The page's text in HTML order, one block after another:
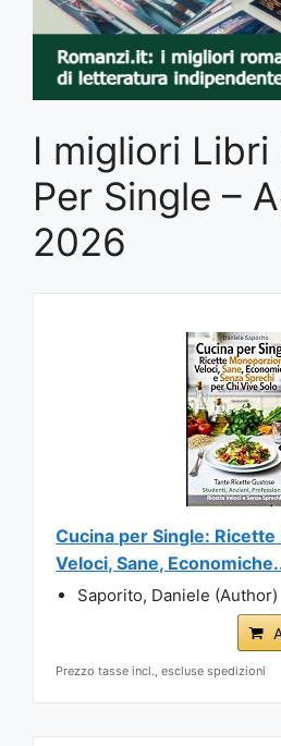
I migliori Libri
Per Single –
2026
Cucina per Single:
Veloci, Sane,
Saporito, Daniele (Author)
Prezzo tasse incl., escluse spedizioni